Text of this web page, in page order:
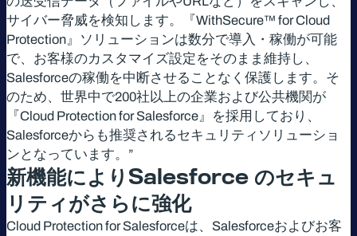
サイバー脅威を検知します。『WithSecure™ for Cloud
Protection』ソリューションは数分で導入・稼働が可能
で、お客様のカスタマイズ設定をそのまま維持し、
Salesforceの稼働を中断させることなく保護します。そ
のため、世界中で200社以上の企業および公共機関が
『Cloud Protection for Salesforce』を採用しており、
Salesforceからも推奨されるセキュリティソリューショ
ンとなっています。”
新機能により Salesforce のセキュ
リティがさらに強化
Cloud Protection for Salesforceは、Salesforceおよびお客